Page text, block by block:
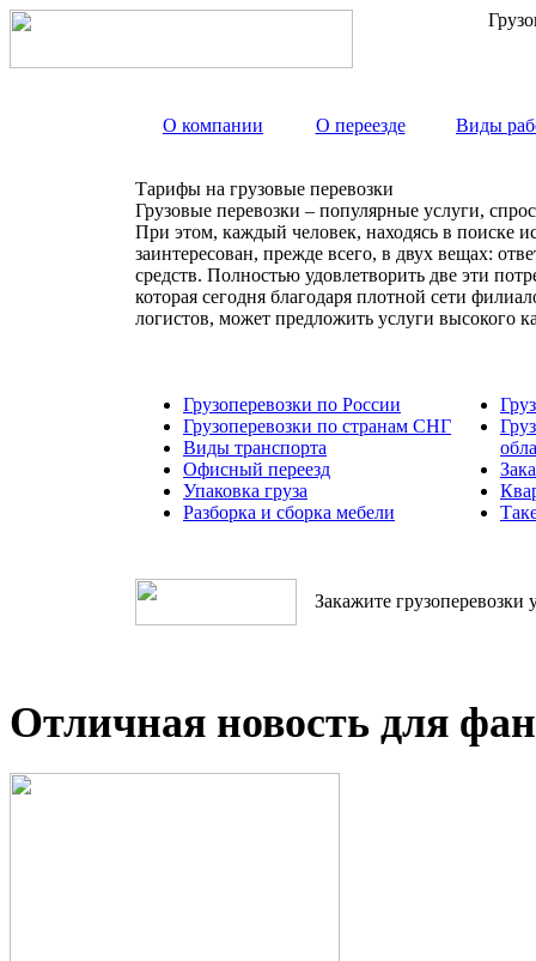
О компании О переезде Виды
Тарифы на грузовые перевозки
Грузовые перевозки – популярные услуги,
При этом, каждый человек, находясь в поиске
заинтересован, прежде всего, в двух вещах:
средств. Полностью удовлетворить две эти
которая сегодня благодаря плотной сети
логистов, может предложить услуги высокого
Грузоперевозки по России
Грузоперевозки по странам СНГ
Виды транспорта
Офисный переезд
Упаковка груза
Разборка и сборка мебели
Закажите грузоперевозки
Отличная новость для